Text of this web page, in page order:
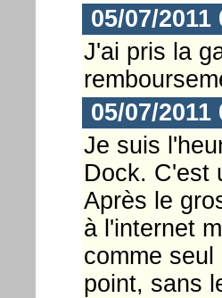
05/07/
J'ai pris la
05/07/
Je suis
Dock. C'est
Après le
à l'internet
comme
point, sans